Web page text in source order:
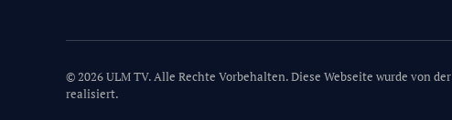
© 2026 ULM TV. Alle Rechte Vorbehalten. Diese Webseite wurde von der
realisiert.